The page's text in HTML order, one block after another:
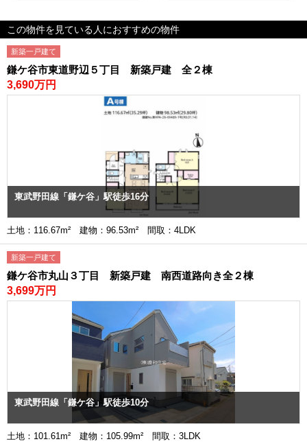
この物件を見ている人におすすめの物件
新築一戸建て
鎌ケ谷市東道野辺５丁目 新築戸建 全２棟
3,690万円
東武野田線「鎌ケ谷」駅徒歩16分
土地：116.67m² 建物：96.53m² 間取：4LDK
新築一戸建て
鎌ケ谷市丸山３丁目 新築戸建 南西道路向き全２棟
3,699万円
東武野田線「鎌ケ谷」駅徒歩10分
土地：101.61m² 建物：105.99m² 間取：3LDK